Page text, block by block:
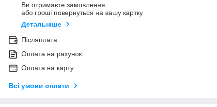
Ви отримаєте замовлення
або гроші повернуться на вашу картку
Детальніше
Післяплата
Оплата на рахунок
Оплата на карту
Всі умови оплати